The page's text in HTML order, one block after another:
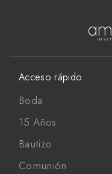
Acceso rápido
Boda
15 Años
Bautizo
Comunión